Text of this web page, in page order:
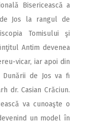
Bisericească a
Jos la rangul de
Tomisului şi
Antim devenea
vicar, iar apoi din
Dunării de Jos va fi
dr. Casian Crăciun.
va cunoaşte o
un model în